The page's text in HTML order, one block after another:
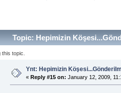
Topic: Hepimizin
topic.
Ynt: Hepimizin
« Reply #15 on: January 12, 2009,